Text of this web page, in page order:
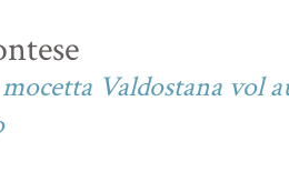
Valdostana vol